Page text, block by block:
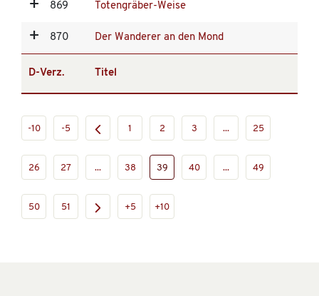
869 Totengräber-Weise
870 Der Wanderer an den Mond
D-Verz. Titel
-10 -5 1 2 3 ... 25
26 27 ... 38 39 40 ... 49
50 51 +5 +10